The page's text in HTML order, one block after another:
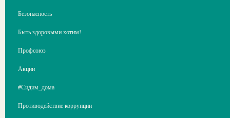
Безопасность
Быть здоровыми хотим!
Профсоюз
Акции
#Сидим_дома
Противодействие коррупции